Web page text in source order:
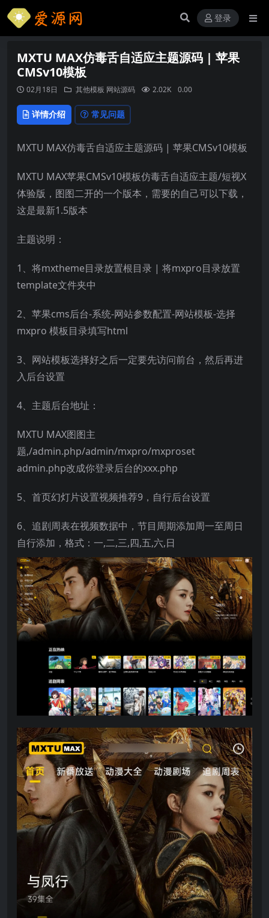
登录
MXTU MAX仿毒舌自适应主题源码 | 苹果
CMSv10模板
02月18日 其他模板 网站源码 2.02K 0.00
详情介绍 常见问题
MXTU MAX仿毒舌自适应主题源码 | 苹果CMSv10模板
MXTU MAX苹果CMSv10模板仿毒舌自适应主题/短视X
体验版，图图二开的一个版本，需要的自己可以下载，
这是最新1.5版本
主题说明：
1、将mxtheme目录放置根目录 | 将mxpro目录放置
template文件夹中
2、苹果cms后台-系统-网站参数配置-网站模板-选择
mxpro 模板目录填写html
3、网站模板选择好之后一定要先访问前台，然后再进
入后台设置
4、主题后台地址：
MXTU MAX图图主
题,/admin.php/admin/mxpro/mxproset
admin.php改成你登录后台的xxx.php
5、首页幻灯片设置视频推荐9，自行后台设置
6、追剧周表在视频数据中，节目周期添加周一至周日
自行添加，格式：一,二,三,四,五,六,日